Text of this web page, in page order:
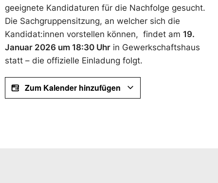
geeignete Kandidaturen für die Nachfolge gesucht.
Die Sachgruppensitzung, an welcher sich die
Kandidat:innen vorstellen können, findet am 19.
Januar 2026 um 18:30 Uhr in Gewerkschaftshaus
statt – die offizielle Einladung folgt.
Zum Kalender hinzufügen